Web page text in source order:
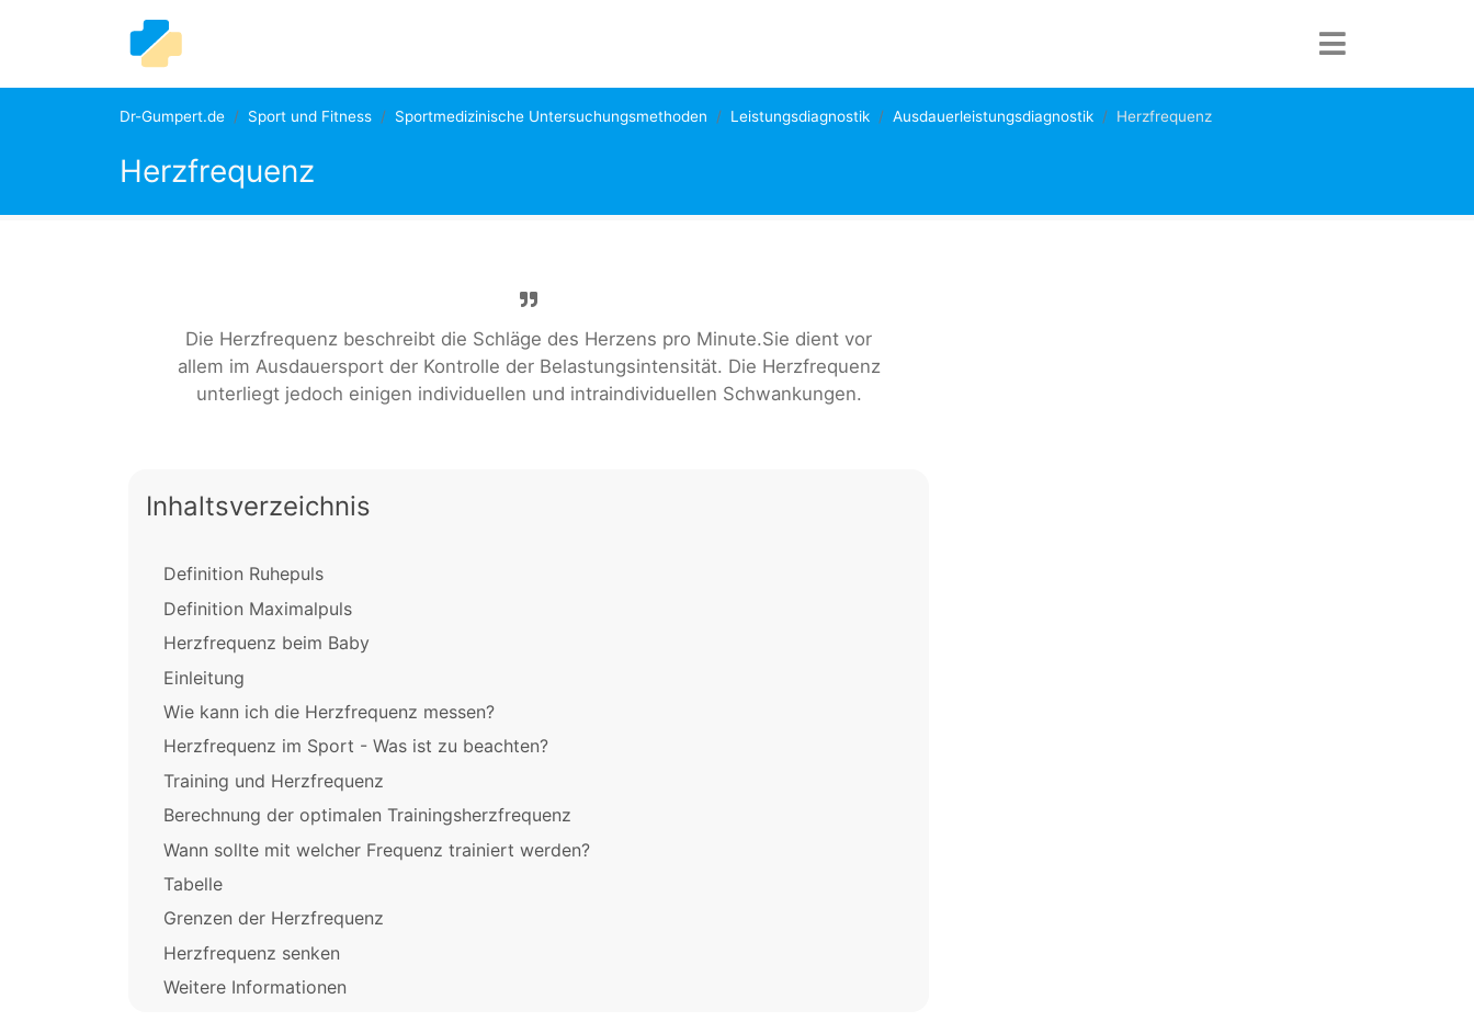
Dr-Gumpert.de Sport und Fitness Sportmedizinische Untersuchungsmethoden Leistungsdiagnostik Ausdauerleistungsdiagnostik Herzfrequenz
Herzfrequenz
Die Herzfrequenz beschreibt die Schläge des Herzens pro Minute.Sie dient vor
allem im Ausdauersport der Kontrolle der Belastungsintensität. Die Herzfrequenz
unterliegt jedoch einigen individuellen und intraindividuellen Schwankungen.
Inhaltsverzeichnis
Definition Ruhepuls
Definition Maximalpuls
Herzfrequenz beim Baby
Einleitung
Wie kann ich die Herzfrequenz messen?
Herzfrequenz im Sport - Was ist zu beachten?
Training und Herzfrequenz
Berechnung der optimalen Trainingsherzfrequenz
Wann sollte mit welcher Frequenz trainiert werden?
Tabelle
Grenzen der Herzfrequenz
Herzfrequenz senken
Weitere Informationen